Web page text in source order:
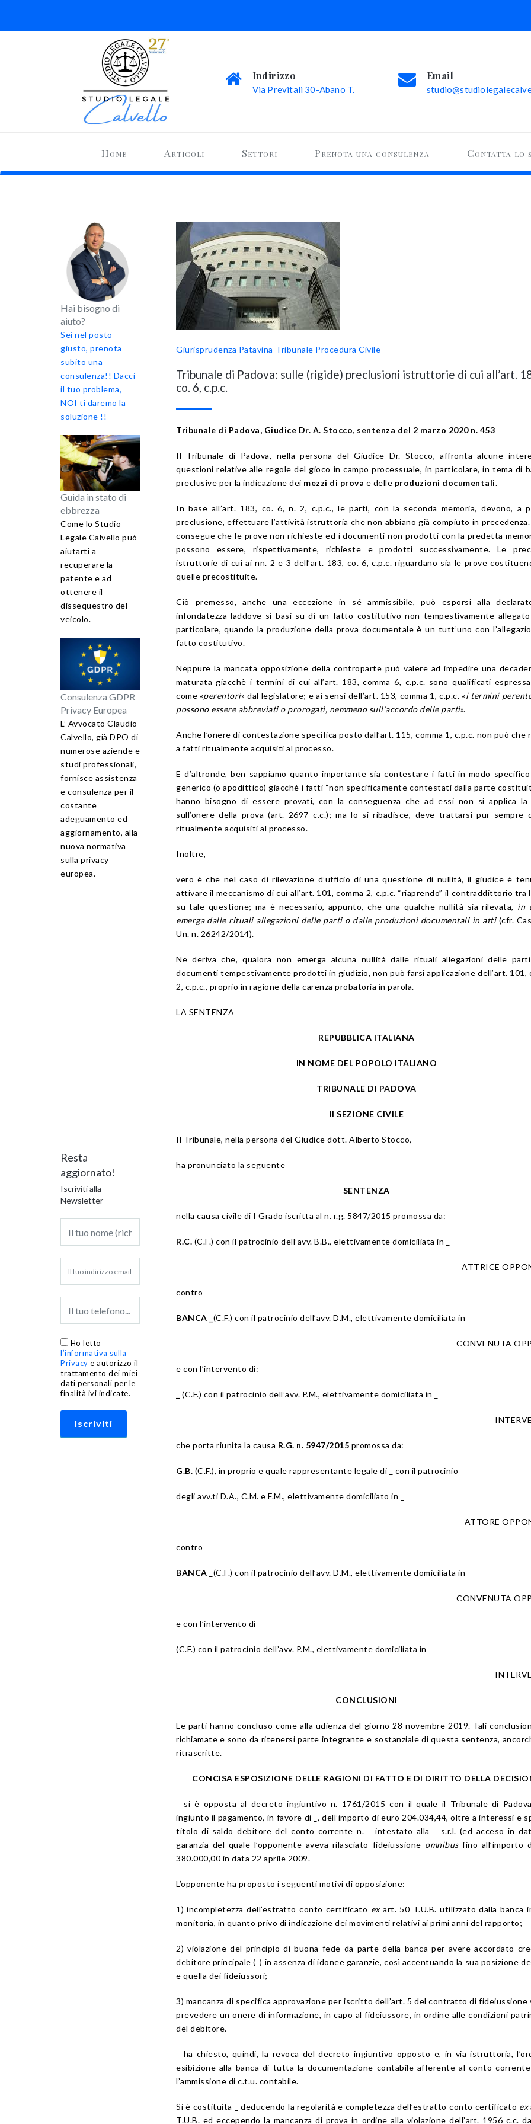
Indirizzo
Via Previtali 30-Abano T.
Email
Home Articoli Settori Prenota una consulenza Contatta lo
Hai bisogno di
aiuto?
Sei nel posto
giusto, prenota
subito una
consulenza!! Dacci
il tuo problema,
NOI ti daremo la
soluzione !!
Guida in stato di
ebbrezza
Come lo Studio
Legale Calvello può
aiutarti a
recuperare la
patente e ad
ottenere il
dissequestro del
veicolo.
Consulenza GDPR
Privacy Europea
L’ Avvocato Claudio
Calvello, già DPO di
numerose aziende e
studi professionali,
fornisce assistenza
e consulenza per il
costante
adeguamento ed
aggiornamento, alla
nuova normativa
sulla privacy
europea.
Resta
aggiornato!
Iscriviti alla
Newsletter
Ho letto
l’informativa sulla
Privacy e autorizzo il
trattamento dei miei
dati personali per le
finalità ivi indicate.
Giurisprudenza Patavina-Tribunale Procedura Civile
Tribunale di Padova: sulle (rigide) preclusioni istruttorie di cui all’art.
co. 6, c.p.c.
Tribunale di Padova, Giudice Dr. A. Stocco, sentenza del 2 marzo 2020 n. 453
Il Tribunale di Padova, nella persona del Giudice Dr. Stocco, affronta alcune
questioni relative alle regole del gioco in campo processuale, in particolare, in tema di
preclusive per la indicazione dei mezzi di prova e delle produzioni documentali.
In base all’art. 183, co. 6, n. 2, c.p.c., le parti, con la seconda memoria, devono, a
preclusione, effettuare l’attività istruttoria che non abbiano già compiuto in precedenza.
consegue che le prove non richieste ed i documenti non prodotti con la predetta
possono essere, rispettivamente, richieste e prodotti successivamente. Le
istruttorie di cui ai nn. 2 e 3 dell’art. 183, co. 6, c.p.c. riguardano sia le prove
quelle precostituite.
Ciò premesso, anche una eccezione in sé ammissibile, può esporsi alla
infondatezza laddove si basi su di un fatto costitutivo non tempestivamente
particolare, quando la produzione della prova documentale è un tutt’uno con
fatto costitutivo.
Neppure la mancata opposizione della controparte può valere ad impedire una
maturata giacchè i termini di cui all’art. 183, comma 6, c.p.c. sono qualificati
come «perentori» dal legislatore; e ai sensi dell’art. 153, comma 1, c.p.c. «i termini
possono essere abbreviati o prorogati, nemmeno sull’accordo delle parti».
Anche l’onere di contestazione specifica posto dall’art. 115, comma 1, c.p.c. non può che
a fatti ritualmente acquisiti al processo.
E d’altronde, ben sappiamo quanto importante sia contestare i fatti in modo
generico (o apodittico) giacchè i fatti “non specificamente contestati dalla parte
hanno bisogno di essere provati, con la conseguenza che ad essi non si applica la
sull’onere della prova (art. 2697 c.c.); ma lo si ribadisce, deve trattarsi pur sempre
ritualmente acquisiti al processo.
Inoltre,
vero è che nel caso di rilevazione d’ufficio di una questione di nullità, il giudice è
attivare il meccanismo di cui all’art. 101, comma 2, c.p.c. “riaprendo” il contraddittorio tra
su tale questione; ma è necessario, appunto, che una qualche nullità sia rilevata, in
emerga dalle rituali allegazioni delle parti o dalle produzioni documentali in atti (cfr.
Un. n. 26242/2014).
Ne deriva che, qualora non emerga alcuna nullità dalle rituali allegazioni delle
documenti tempestivamente prodotti in giudizio, non può farsi applicazione dell’art. 101,
2, c.p.c., proprio in ragione della carenza probatoria in parola.
LA SENTENZA
REPUBBLICA ITALIANA
IN NOME DEL POPOLO ITALIANO
TRIBUNALE DI PADOVA
II SEZIONE CIVILE
Il Tribunale, nella persona del Giudice dott. Alberto Stocco,
ha pronunciato la seguente
SENTENZA
nella causa civile di I Grado iscritta al n. r.g. 5847/2015 promossa da:
R.C. (C.F.) con il patrocinio dell’avv. B.B., elettivamente domiciliata in _
ATTRICE
contro
BANCA _ (C.F.) con il patrocinio dell’avv. D.M., elettivamente domiciliata in_
CONVENUTA
e con l’intervento di:
(C.F.) con il patrocinio dell’avv. P.M., elettivamente domiciliata in _
che porta riunita la causa R.G. n. 5947/2015 promossa da:
G.B. (C.F.), in proprio e quale rappresentante legale di _ con il patrocinio
degli avv.ti D.A., C.M. e F.M., elettivamente domiciliato in _
ATTORE
contro
BANCA _(C.F.) con il patrocinio dell’avv. D.M., elettivamente domiciliata in
CONVENUTA
e con l’intervento di
(C.F.) con il patrocinio dell’avv. P.M., elettivamente domiciliata in _
CONCLUSIONI
Le parti hanno concluso come alla udienza del giorno 28 novembre 2019. Tali
richiamate e sono da ritenersi parte integrante e sostanziale di questa sentenza,
ritrascritte.
CONCISA ESPOSIZIONE DELLE RAGIONI DI FATTO E DI DIRITTO DELLA
_ si è opposta al decreto ingiuntivo n. 1761/2015 con il quale il Tribunale di
ingiunto il pagamento, in favore di _, dell’importo di euro 204.034,44, oltre a interessi e
titolo di saldo debitore del conto corrente n. _ intestato alla _ s.r.l. (ed acceso in
garanzia del quale l’opponente aveva rilasciato fideiussione omnibusfino all’importo
380.000,00 in data 22 aprile 2009.
L’opponente ha proposto i seguenti motivi di opposizione:
1) incompletezza dell’estratto conto certificato exart. 50 T.U.B. utilizzato dalla banca
monitoria, in quanto privo di indicazione dei movimenti relativi ai primi anni del rapporto;
2) violazione del principio di buona fede da parte della banca per avere accordato
debitore principale (_) in assenza di idonee garanzie, così accentuando la sua posizione
e quella dei fideiussori;
3) mancanza di specifica approvazione per iscritto dell’art. 5 del contratto di fideiussione
prevedere un onere di informazione, in capo al fideiussore, in ordine alle condizioni
del debitore.
_ ha chiesto, quindi, la revoca del decreto ingiuntivo opposto e, in via istruttoria,
esibizione alla banca di tutta la documentazione contabile afferente al conto
l’ammissione di c.t.u. contabile.
Si è costituita _ deducendo la regolarità e completezza dell’estratto conto certificato ex
T.U.B. ed eccependo la mancanza di prova in ordine alla violazione dell’art. 1956 c.c.